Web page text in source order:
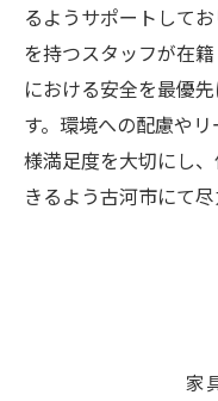
るようサポートして
を持つスタッフが在
における安全を最優
す。環境への配慮や
様満足度を大切にし
きるよう古河市にて尽
家